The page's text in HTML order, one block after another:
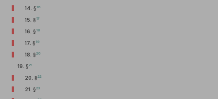
14. § 16
15. § 17
16. § 18
17. § 19
18. §20
19. §21
20. §22
21. §23